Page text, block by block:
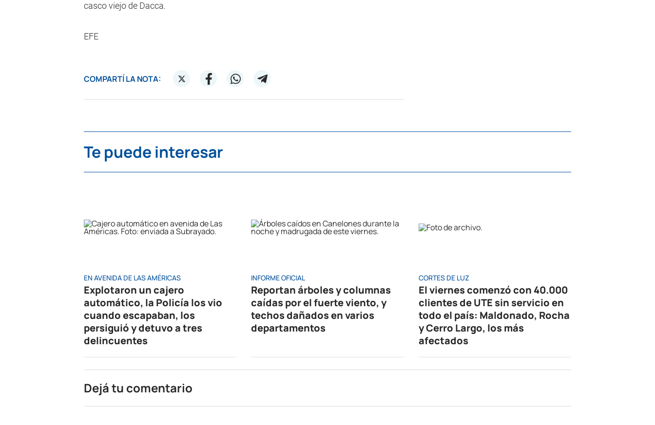
casco viejo de Dacca.
EFE
COMPARTÍ LA NOTA:
Te puede interesar
EN AVENIDA DE LAS AMÉRICAS
Explotaron un cajero
automático, la Policía los vio
cuando escapaban, los
persiguió y detuvo a tres
delincuentes
INFORME OFICIAL
Reportan árboles y columnas
caídas por el fuerte viento, y
techos dañados en varios
departamentos
CORTES DE LUZ
El viernes comenzó con 40.000
clientes de UTE sin servicio en
todo el país: Maldonado, Rocha
y Cerro Largo, los más
afectados
Dejá tu comentario